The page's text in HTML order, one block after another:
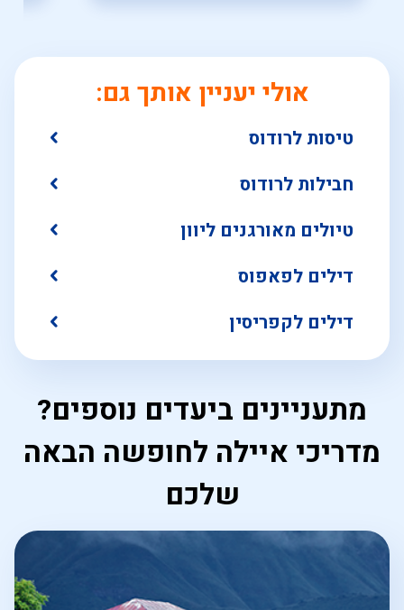
אולי יעניין אותך גם:
טיסות לרודוס
חבילות לרודוס
טיולים מאורגנים ליוון
דילים לפאפוס
דילים לקפריסין
מתעניינים ביעדים נוספים?
מדריכי איילה לחופשה הבאה
שלכם